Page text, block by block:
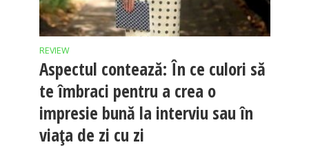
REVIEW
Aspectul contează: În ce culori să
te îmbraci pentru a crea o
impresie bună la interviu sau în
viața de zi cu zi